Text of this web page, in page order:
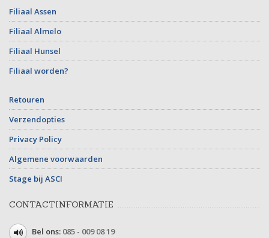
Filiaal Assen
Filiaal Almelo
Filiaal Hunsel
Filiaal worden?
Retouren
Verzendopties
Privacy Policy
Algemene voorwaarden
Stage bij ASCI
CONTACTINFORMATIE
Bel ons: 085 - 009 08 19